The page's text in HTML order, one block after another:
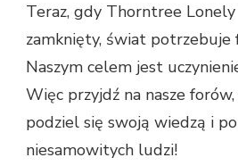
Teraz, gdy Thorntree
zamknięty, świat potrzebuje
Naszym celem jest
Więc przyjdź na nasze
podziel się swoją wiedzą i
niesamowitych ludzi!